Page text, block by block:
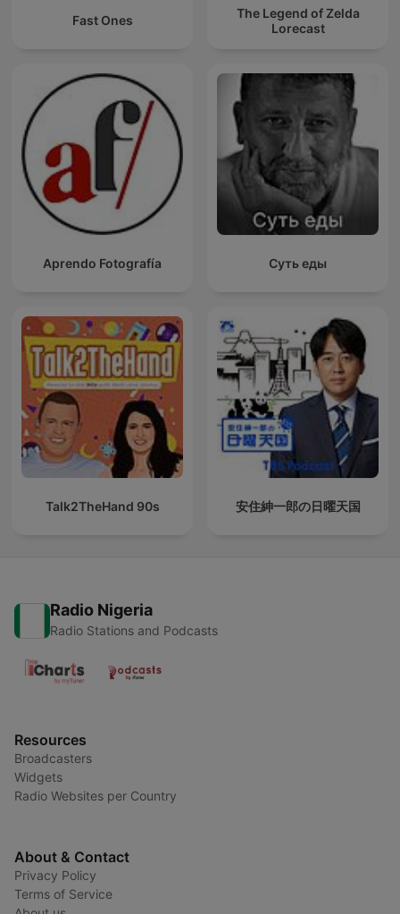
Fast Ones
The Legend of Zelda
Lorecast
Aprendo Fotografía Суть еды
Talk2TheHand 90s 安住紳一郎の日曜天国
Radio Nigeria
Radio Stations and Podcasts
Resources
Broadcasters
Widgets
Radio Websites per Country
About & Contact
Privacy Policy
Terms of Service